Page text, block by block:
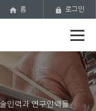
메
뉴
홈 로그인